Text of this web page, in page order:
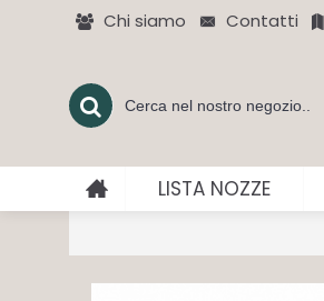
Chi siamo Contatti
LISTA NOZZE